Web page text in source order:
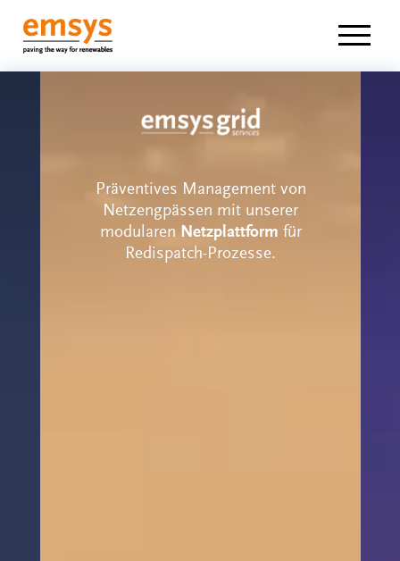
Präventives Management von
Netzengpässen mit unserer
modularen Netzplattform für
Redispatch-Prozesse.